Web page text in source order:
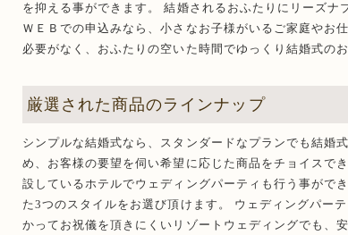
を抑える事ができます。 結婚されるおふたりにリーズナ
ＷＥＢでの申込みなら、小さなお子様がいるご家庭やお
必要がなく、おふたりの空いた時間でゆっくり結婚式の
厳選された商品のラインナップ
シンプルな結婚式なら、スタンダードなプランでも結婚
め、お客様の要望を伺い希望に応じた商品をチョイスで
設しているホテルでウェディングパーティも行う事がで
た3つのスタイルをお選び頂けます。 ウェディングパー
かってお祝儀を頂きにくいリゾートウェディングでも、